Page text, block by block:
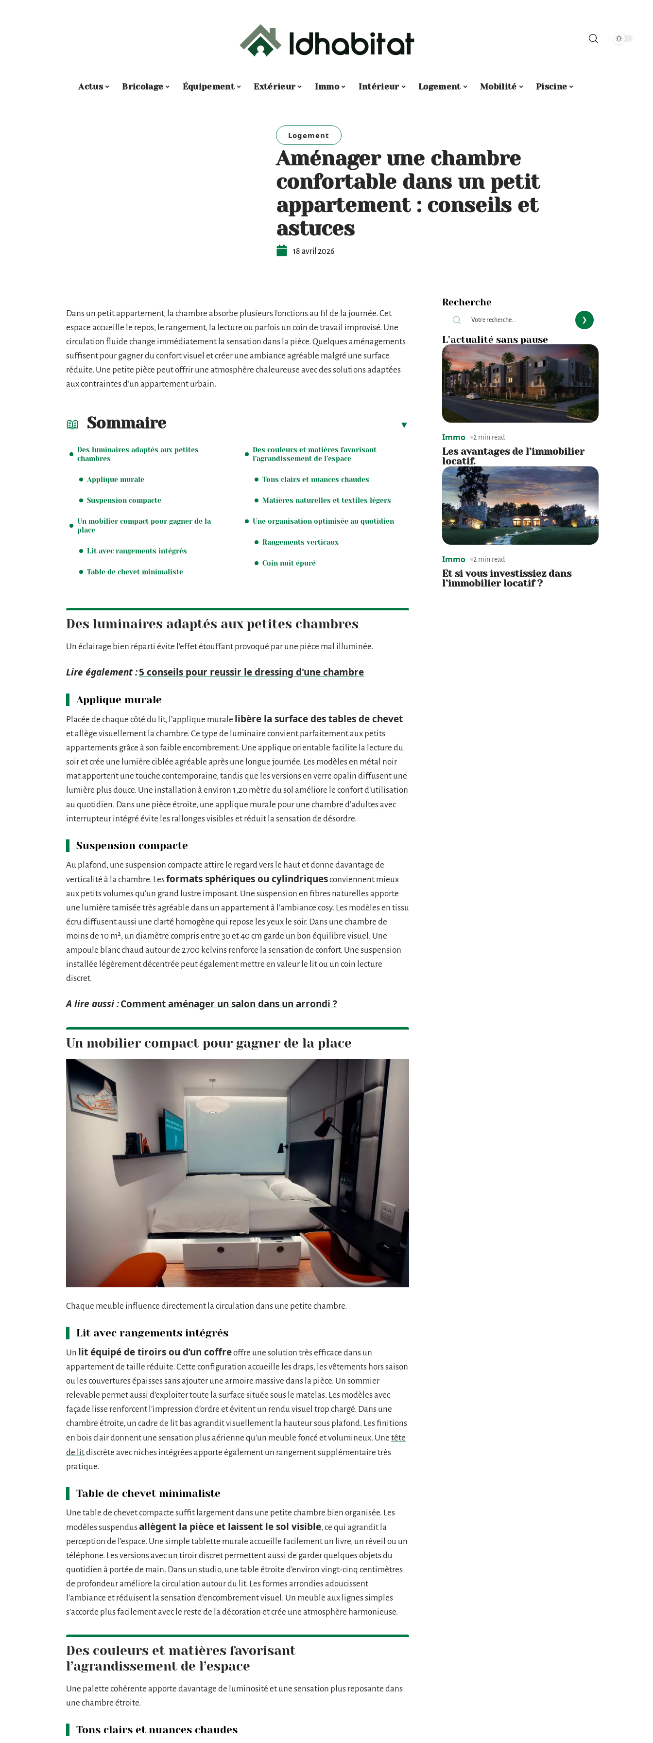
Actus Bricolage Équipement Extérieur Immo Intérieur Logement Mobilité Piscine
Logement
Aménager une chambre
confortable dans un petit
appartement : conseils et
astuces
18 avril 2026
Dans un petit appartement, la chambre absorbe plusieurs fonctions au fil de la journée. Cet
espace accueille le repos, le rangement, la lecture ou parfois un coin de travail improvisé. Une
circulation fluide change immédiatement la sensation dans la pièce. Quelques aménagements
suffisent pour gagner du confort visuel et créer une ambiance agréable malgré une surface
réduite. Une petite pièce peut offrir une atmosphère chaleureuse avec des solutions adaptées
aux contraintes d’un appartement urbain.
Sommaire
Des luminaires adaptés aux petites
chambres
Applique murale
Suspension compacte
Un mobilier compact pour gagner de la
place
Lit avec rangements intégrés
Table de chevet minimaliste
Des couleurs et matières favorisant
l’agrandissement de l’espace
Tons clairs et nuances chaudes
Matières naturelles et textiles légers
Une organisation optimisée au quotidien
Rangements verticaux
Coin nuit épuré
Des luminaires adaptés aux petites chambres
Un éclairage bien réparti évite l’effet étouffant provoqué par une pièce mal illuminée.
Lire également :5 conseils pour reussir le dressing d'une chambre
Applique murale
Placée de chaque côté du lit, l’applique murale libère la surface des tables de chevet
et allège visuellement la chambre. Ce type de luminaire convient parfaitement aux petits
appartements grâce à son faible encombrement. Une applique orientable facilite la lecture du
soir et crée une lumière ciblée agréable après une longue journée. Les modèles en métal noir
mat apportent une touche contemporaine, tandis que les versions en verre opalin diffusent une
lumière plus douce. Une installation à environ 1,20 mètre du sol améliore le confort d’utilisation
au quotidien. Dans une pièce étroite, une applique murale pour une chambre d’adultesavec
interrupteur intégré évite les rallonges visibles et réduit la sensation de désordre.
Suspension compacte
Au plafond, une suspension compacte attire le regard vers le haut et donne davantage de
verticalité à la chambre. Lesformats sphériques ou cylindriquesconviennent mieux
aux petits volumes qu’un grand lustre imposant. Une suspension en fibres naturelles apporte
une lumière tamisée très agréable dans un appartement à l’ambiance cosy. Les modèles en tissu
écru diffusent aussi une clarté homogène qui repose les yeux le soir. Dans une chambre de
moins de 10 m², un diamètre compris entre 30 et 40 cm garde un bon équilibre visuel. Une
ampoule blanc chaud autour de 2700 kelvins renforce la sensation de confort. Une suspension
installée légèrement décentrée peut également mettre en valeur le lit ou un coin lecture
discret.
A lire aussi :Comment aménager un salon dans un arrondi ?
Un mobilier compact pour gagner de la place
Chaque meuble influence directement la circulation dans une petite chambre.
Lit avec rangements intégrés
Un lit équipé de tiroirs ou d’un coffreoffre une solution très efficace dans un
appartement de taille réduite. Cette configuration accueille les draps, les vêtements hors saison
ou les couvertures épaisses sans ajouter une armoire massive dans la pièce. Un sommier
relevable permet aussi d’exploiter toute la surface située sous le matelas. Les modèles avec
façade lisse renforcent l’impression d’ordre et évitent un rendu visuel trop chargé. Dans une
chambre étroite, un cadre de lit bas agrandit visuellement la hauteur sous plafond. Les finitions
en bois clair donnent une sensation plus aérienne qu’un meuble foncé et volumineux. Une tête
de litdiscrète avec niches intégrées apporte également un rangement supplémentaire très
pratique.
Table de chevet minimaliste
Une table de chevet compacte suffit largement dans une petite chambre bien organisée. Les
modèles suspendusallègent la pièce et laissent le sol visible, ce qui agrandit la
perception de l’espace. Une simple tablette murale accueille facilement un livre, un réveil ou un
téléphone. Les versions avec un tiroir discret permettent aussi de garder quelques objets du
quotidien à portée de main. Dans un studio, une table étroite d’environ vingt-cinq centimètres
de profondeur améliore la circulation autour du lit. Les formes arrondies adoucissent
l’ambiance et réduisent la sensation d’encombrement visuel. Un meuble aux lignes simples
s’accorde plus facilement avec le reste de la décoration et crée une atmosphère harmonieuse.
Des couleurs et matières favorisant
l’agrandissement de l’espace
Une palette cohérente apporte davantage de luminosité et une sensation plus reposante dans
une chambre étroite.
Tons clairs et nuances chaudes
Recherche
L’actualité sans pause
Immo 2 min read
Les avantages de l’immobilier
locatif.
Immo 2 min read
Et si vous investissiez dans
l’immobilier locatif ?